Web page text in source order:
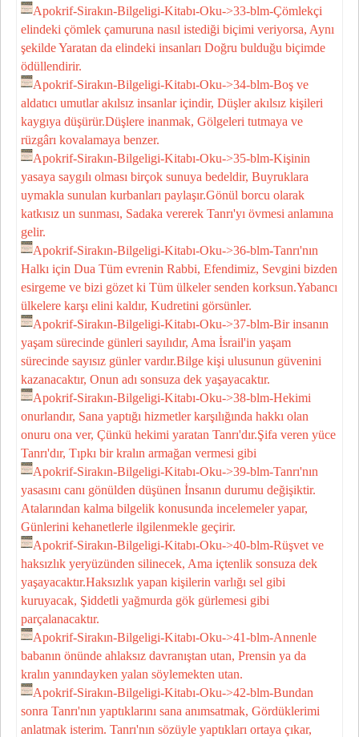
Apokrif-Sirakın-Bilgeligi-Kitabı-Oku->33-blm-Çömlekçi
elindeki çömlek çamuruna nasıl istediği biçimi veriyorsa, Aynı
şekilde Yaratan da elindeki insanları Doğru bulduğu biçimde
ödüllendirir.
Apokrif-Sirakın-Bilgeligi-Kitabı-Oku->34-blm-Boş ve
aldatıcı umutlar akılsız insanlar içindir, Düşler akılsız kişileri
kaygıya düşürür.Düşlere inanmak, Gölgeleri tutmaya ve
rüzgârı kovalamaya benzer.
Apokrif-Sirakın-Bilgeligi-Kitabı-Oku->35-blm-Kişinin
yasaya saygılı olması birçok sunuya bedeldir, Buyruklara
uymakla sunulan kurbanları paylaşır.Gönül borcu olarak
katkısız un sunması, Sadaka vererek Tanrı'yı övmesi anlamına
gelir.
Apokrif-Sirakın-Bilgeligi-Kitabı-Oku->36-blm-Tanrı'nın
Halkı için Dua Tüm evrenin Rabbi, Efendimiz, Sevgini bizden
esirgeme ve bizi gözet ki Tüm ülkeler senden korksun.Yabancı
ülkelere karşı elini kaldır, Kudretini görsünler.
Apokrif-Sirakın-Bilgeligi-Kitabı-Oku->37-blm-Bir insanın
yaşam sürecinde günleri sayılıdır, Ama İsrail'in yaşam
sürecinde sayısız günler vardır.Bilge kişi ulusunun güvenini
kazanacaktır, Onun adı sonsuza dek yaşayacaktır.
Apokrif-Sirakın-Bilgeligi-Kitabı-Oku->38-blm-Hekimi
onurlandır, Sana yaptığı hizmetler karşılığında hakkı olan
onuru ona ver, Çünkü hekimi yaratan Tanrı'dır.Şifa veren yüce
Tanrı'dır, Tıpkı bir kralın armağan vermesi gibi
Apokrif-Sirakın-Bilgeligi-Kitabı-Oku->39-blm-Tanrı'nın
yasasını canı gönülden düşünen İnsanın durumu değişiktir.
Atalarından kalma bilgelik konusunda incelemeler yapar,
Günlerini kehanetlerle ilgilenmekle geçirir.
Apokrif-Sirakın-Bilgeligi-Kitabı-Oku->40-blm-Rüşvet ve
haksızlık yeryüzünden silinecek, Ama içtenlik sonsuza dek
yaşayacaktır.Haksızlık yapan kişilerin varlığı sel gibi
kuruyacak, Şiddetli yağmurda gök gürlemesi gibi
parçalanacaktır.
Apokrif-Sirakın-Bilgeligi-Kitabı-Oku->41-blm-Annenle
babanın önünde ahlaksız davranıştan utan, Prensin ya da
kralın yanındayken yalan söylemekten utan.
Apokrif-Sirakın-Bilgeligi-Kitabı-Oku->42-blm-Bundan
sonra Tanrı'nın yaptıklarını sana anımsatmak, Gördüklerimi
anlatmak isterim. Tanrı'nın sözüyle yaptıkları ortaya çıkar,